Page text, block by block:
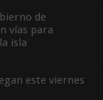
de
vías para
isla
este viernes